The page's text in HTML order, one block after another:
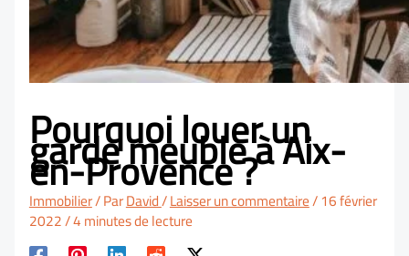
Pourquoi louer un
garde meuble à Aix-
en-Provence ?
Immobilier/ ParDavid/Laisser un commentaire/16 février
2022/4 minutes de lecture